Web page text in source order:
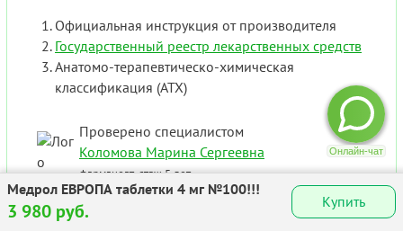
Официальная инструкция от производителя
Государственный реестр лекарственных средств
Анатомо-терапевтическо-химическая
классификация (ATX)
Проверено специалистом
Коломова Марина Сергеевна
фармацевт, стаж 5 лет
Медрол ЕВРОПА таблетки 4 мг №100!!!
3 980 руб. Купить